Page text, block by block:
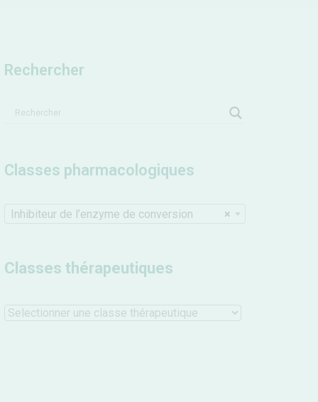
Rechercher
Classes pharmacologiques
×
Inhibiteur de l’enzyme de conversion
Classes thérapeutiques